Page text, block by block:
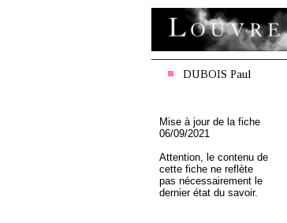
DUBOIS Paul
Mise à jour de la fiche
06/09/2021
Attention, le contenu de
cette fiche ne reflète
pas nécessairement le
dernier état du savoir.